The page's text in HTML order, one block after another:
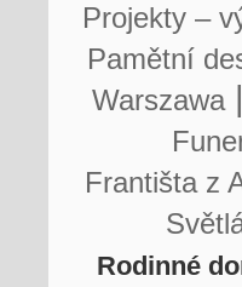
Projekty –
Pamětní
Warszawa|
Františta z
Rodinné